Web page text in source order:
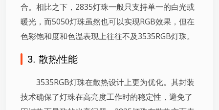
合。相比之下，2835灯珠一般只支持单一的白光或
暖光，而5050灯珠虽然也可以实现RGB效果，但在
色彩饱和度和色温表现上往往不及3535RGB灯珠。
3. 散热性能
3535RGB灯珠在散热设计上更为优化。其封装
技术确保了灯珠在高亮度工作时的稳定性，避免了